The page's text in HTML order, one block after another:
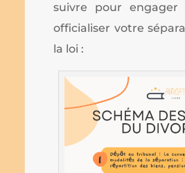
suivre pour
officialiser votre
la loi :